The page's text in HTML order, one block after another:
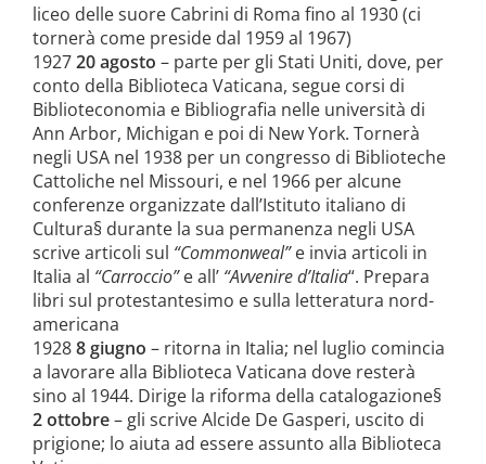
liceo delle suore Cabrini di Roma fino al 1930 (ci
tornerà come preside dal 1959 al 1967)
192720 agosto – parte per gli Stati Uniti, dove, per
conto della Biblioteca Vaticana, segue corsi di
Biblioteconomia e Bibliografia nelle università di
Ann Arbor, Michigan e poi di New York. Tornerà
negli USA nel 1938 per un congresso di Biblioteche
Cattoliche nel Missouri, e nel 1966 per alcune
conferenze organizzate dall’Istituto italiano di
Cultura§ durante la sua permanenza negli USA
scrive articoli sul “Commonweal”e invia articoli in
Italia al “Carroccio”e all’ “Avvenire d’Italia“. Prepara
libri sul protestantesimo e sulla letteratura nord-
americana
19288 giugno – ritorna in Italia; nel luglio comincia
a lavorare alla Biblioteca Vaticana dove resterà
sino al 1944. Dirige la riforma della catalogazione§
2 ottobre– gli scrive Alcide De Gasperi, uscito di
prigione; lo aiuta ad essere assunto alla Biblioteca